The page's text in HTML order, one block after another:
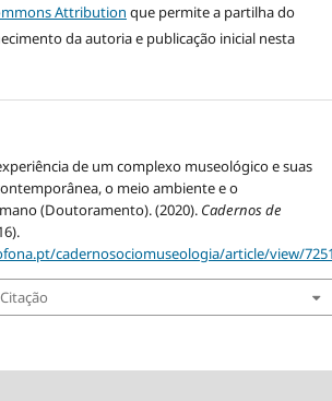
Attribution que permite a partilha do
da autoria e publicação inicial nesta
de um complexo museológico e suas
o meio ambiente e o
(Doutoramento). (2020). Cadernos de
cadernosociomuseologia/article/view/